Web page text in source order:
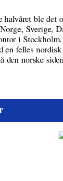
ble det
Sverige,
i
en felles
den norske